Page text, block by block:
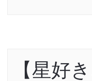
【星好